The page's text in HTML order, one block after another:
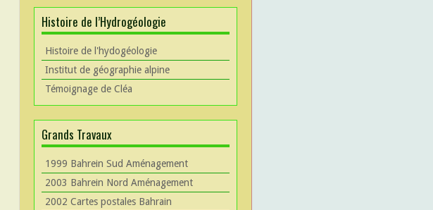
Histoire de l’Hydrogéologie
Histoire de l'hydogéologie
Institut de géographie alpine
Témoignage de Cléa
Grands Travaux
1999 Bahrein Sud Aménagement
2003 Bahrein Nord Aménagement
2002 Cartes postales Bahrain